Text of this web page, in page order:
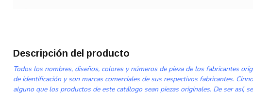
Descripción del producto
Todos los nombres, diseños, colores y números de pieza de los fabricantes
de identificación y son marcas comerciales de sus respectivos fabricantes.
alguno que los productos de este catálogo sean piezas originales. De ser así,